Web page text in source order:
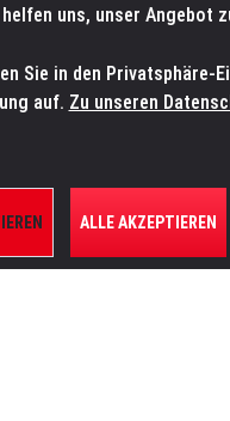
SERVICE-
ÜBER UNS
uns, unser Angebot
Sie in den Privatsphäre-
auf. Zu unseren
ALLE AKZEPTIEREN